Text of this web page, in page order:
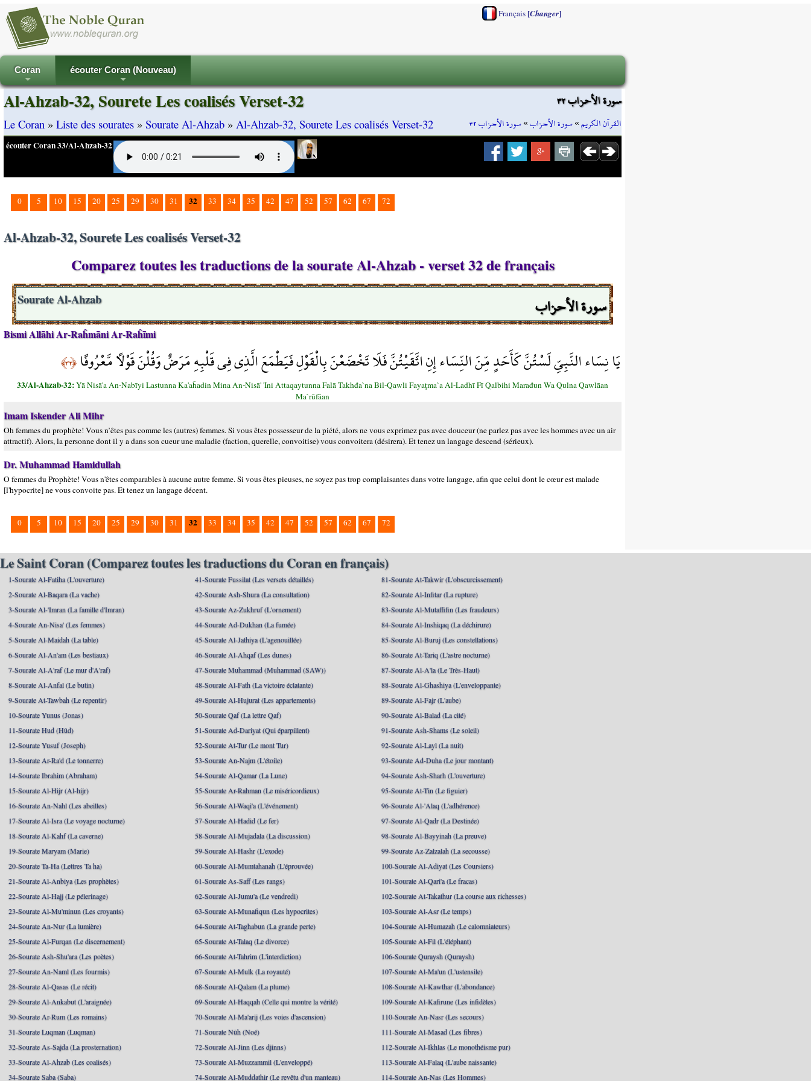
Français[Changer]
+
Coran
+
écouter Coran (Nouveau)
سورة الأحزاب ٣٢
القرآن الكريم»سورة الأحزاب»سورة الأحزاب ٣٢
Al-Ahzab-32, Sourete Les coalisés Verset-32
Le Coran » Liste des sourates » Sourate Al-Ahzab » Al-Ahzab-32, Sourete Les coalisés Verset-32
écouter Coran 33/Al-Ahzab-32
0 5 10 15 20 25 29 30 31 32 33 34 35 42 47 52 57 62 67 72
Al-Ahzab-32, Sourete Les coalisés Verset-32
Comparez toutes les traductions de la sourate Al-Ahzab - verset 32 de français
سورة الأحزاب Sourate Al-Ahzab
Bismi Allāhi Ar-Raĥmāni Ar-Raĥīmi
يَا نِسَاء النَّبِيِّ لَسْتُنَّ كَأَحَدٍ مِّنَ النِّسَاء إِنِ اتَّقَيْتُنَّ فَلَا تَخْضَعْنَ بِالْقَوْلِ فَيَطْمَعَ الَّذِي فِي قَلْبِهِ مَرَضٌ وَقُلْنَ قَوْلًا مَّعْرُوفًا﴿٣٢﴾
33/Al-Ahzab-32:Yā Nisā'a An-Nabīyi Lastunna Ka'aĥadin Mina An-Nisā' 'Ini Attaqaytunna Falā Takhđa`na Bil-Qawli Fayaţma`a Al-Ladhī Fī Qalbihi Marađun Wa Qulna Qawlāan
Ma`rūfāan
Imam Iskender Ali Mihr
Oh femmes du prophète! Vous n’êtes pas comme les (autres) femmes. Si vous êtes possesseur de la piété, alors ne vous exprimez pas avec douceur (ne parlez pas avec les hommes avec un air
attractif). Alors, la personne dont il y a dans son cueur une maladie (faction, querelle, convoitise) vous convoitera (désirera). Et tenez un langage descend (sérieux).
Dr. Muhammad Hamidullah
O femmes du Prophète! Vous n'êtes comparables à aucune autre femme. Si vous êtes pieuses, ne soyez pas trop complaisantes dans votre langage, afin que celui dont le cœur est malade
[l'hypocrite] ne vous convoite pas. Et tenez un langage décent.
0 5 10 15 20 25 29 30 31 32 33 34 35 42 47 52 57 62 67 72
Le Saint Coran (Comparez toutes les traductions du Coran en français)
1-Sourate Al-Fatiha (L'ouverture)
2-Sourate Al-Baqara (La vache)
3-Sourate Al-'Imran (La famille d'Imran)
4-Sourate An-Nisa' (Les femmes)
5-Sourate Al-Maidah (La table)
6-Sourate Al-An'am (Les bestiaux)
7-Sourate Al-A'raf (Le mur d'A'raf)
8-Sourate Al-Anfal (Le butin)
9-Sourate At-Tawbah (Le repentir)
10-Sourate Yunus (Jonas)
11-Sourate Hud (Hûd)
12-Sourate Yusuf (Joseph)
13-Sourate Ar-Ra'd (Le tonnerre)
14-Sourate Ibrahim (Abraham)
15-Sourate Al-Hijr (Al-hijr)
16-Sourate An-Nahl (Les abeilles)
17-Sourate Al-Isra (Le voyage nocturne)
18-Sourate Al-Kahf (La caverne)
19-Sourate Maryam (Marie)
20-Sourate Ta-Ha (Lettres Ta ha)
21-Sourate Al-Anbiya (Les prophètes)
22-Sourate Al-Hajj (Le pélerinage)
23-Sourate Al-Mu'minun (Les croyants)
24-Sourate An-Nur (La lumière)
25-Sourate Al-Furqan (Le discernement)
26-Sourate Ash-Shu'ara (Les poètes)
27-Sourate An-Naml (Les fourmis)
28-Sourate Al-Qasas (Le récit)
29-Sourate Al-Ankabut (L'araignée)
30-Sourate Ar-Rum (Les romains)
31-Sourate Luqman (Luqman)
32-Sourate As-Sajda (La prosternation)
33-Sourate Al-Ahzab (Les coalisés)
34-Sourate Saba (Saba)
41-Sourate Fussilat (Les versets détaillés)
42-Sourate Ash-Shura (La consultation)
43-Sourate Az-Zukhruf (L'ornement)
44-Sourate Ad-Dukhan (La fumée)
45-Sourate Al-Jathiya (L'agenouillée)
46-Sourate Al-Ahqaf (Les dunes)
47-Sourate Muhammad (Muhammad (SAW))
48-Sourate Al-Fath (La victoire éclatante)
49-Sourate Al-Hujurat (Les appartements)
50-Sourate Qaf (La lettre Qaf)
51-Sourate Ad-Dariyat (Qui éparpillent)
52-Sourate At-Tur (Le mont Tur)
53-Sourate An-Najm (L'étoile)
54-Sourate Al-Qamar (La Lune)
55-Sourate Ar-Rahman (Le miséricordieux)
56-Sourate Al-Waqi'a (L'événement)
57-Sourate Al-Hadid (Le fer)
58-Sourate Al-Mujadala (La discussion)
59-Sourate Al-Hashr (L'exode)
60-Sourate Al-Mumtahanah (L'éprouvée)
61-Sourate As-Saff (Les rangs)
62-Sourate Al-Jumu'a (Le vendredi)
63-Sourate Al-Munafiqun (Les hypocrites)
64-Sourate At-Taghabun (La grande perte)
65-Sourate At-Talaq (Le divorce)
66-Sourate At-Tahrim (L'interdiction)
67-Sourate Al-Mulk (La royauté)
68-Sourate Al-Qalam (La plume)
69-Sourate Al-Haqqah (Celle qui montre la vérité)
70-Sourate Al-Ma'arij (Les voies d'ascension)
71-Sourate Nûh (Noé)
72-Sourate Al-Jinn (Les djinns)
73-Sourate Al-Muzzammil (L'enveloppé)
74-Sourate Al-Muddathir (Le revêtu d'un manteau)
81-Sourate At-Takwir (L'obscurcissement)
82-Sourate Al-Infitar (La rupture)
83-Sourate Al-Mutaffifin (Les fraudeurs)
84-Sourate Al-Inshiqaq (La déchirure)
85-Sourate Al-Buruj (Les constellations)
86-Sourate At-Tariq (L'astre nocturne)
87-Sourate Al-A'la (Le Très-Haut)
88-Sourate Al-Ghashiya (L'enveloppante)
89-Sourate Al-Fajr (L'aube)
90-Sourate Al-Balad (La cité)
91-Sourate Ash-Shams (Le soleil)
92-Sourate Al-Layl (La nuit)
93-Sourate Ad-Duha (Le jour montant)
94-Sourate Ash-Sharh (L'ouverture)
95-Sourate At-Tin (Le figuier)
96-Sourate Al-'Alaq (L'adhérence)
97-Sourate Al-Qadr (La Destinée)
98-Sourate Al-Bayyinah (La preuve)
99-Sourate Az-Zalzalah (La secousse)
100-Sourate Al-Adiyat (Les Coursiers)
101-Sourate Al-Qari'a (Le fracas)
102-Sourate At-Takathur (La course aux richesses)
103-Sourate Al-Asr (Le temps)
104-Sourate Al-Humazah (Le calomniateurs)
105-Sourate Al-Fil (L'éléphant)
106-Sourate Quraysh (Quraysh)
107-Sourate Al-Ma'un (L'ustensile)
108-Sourate Al-Kawthar (L'abondance)
109-Sourate Al-Kafirune (Les infidèles)
110-Sourate An-Nasr (Les secours)
111-Sourate Al-Masad (Les fibres)
112-Sourate Al-Ikhlas (Le monothéisme pur)
113-Sourate Al-Falaq (L'aube naissante)
114-Sourate An-Nas (Les Hommes)